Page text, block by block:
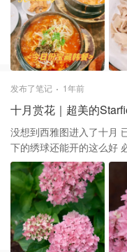
脊骨汤真的是超级喜欢 肉
里的豆芽等配菜也特别有味儿 超级下饭
大了点儿。 图二的糯米猪
没有一点儿腥味儿 沾点搭
饭店，推荐
发布了笔记 1年前
十月赏花｜超美的
没想到西雅图进入了十月
下的绣球还能开的这么好 必须推荐一波👍
刚入的 ✅ Starfield
心 多层重叠的花瓣值得放
阴 这支种在了有西晒两三
久，不剪的话开个两三周
也特别好 期待明年快快长